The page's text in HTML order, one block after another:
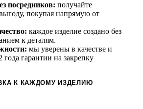
посредников: получайте
покупая напрямую от
каждое изделие создано без
к деталям.
мы уверены в качестве и
года гарантии на закрепку
К КАЖДОМУ ИЗДЕЛИЮ